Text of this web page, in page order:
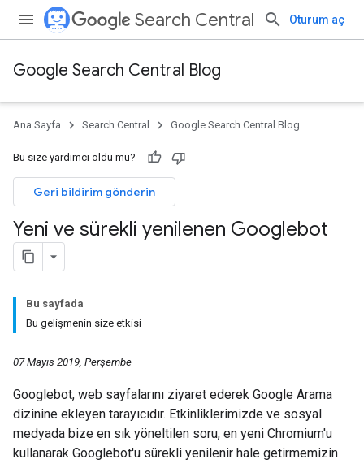
Search Central Oturum aç
Google Search Central Blog
Ana Sayfa Search Central Google Search Central Blog
Bu size yardımcı oldu mu?
Geri bildirim gönderin
Yeni ve sürekli yenilenen Googlebot
Bu sayfada
Bu gelişmenin size etkisi
07 Mayıs 2019, Perşembe
Googlebot, web sayfalarını ziyaret ederek Google Arama
dizinine ekleyen tarayıcıdır. Etkinliklerimizde ve sosyal
medyada bize en sık yöneltilen soru, en yeni Chromium'u
kullanarak Googlebot'u sürekli yenilenir hale getirmemizin